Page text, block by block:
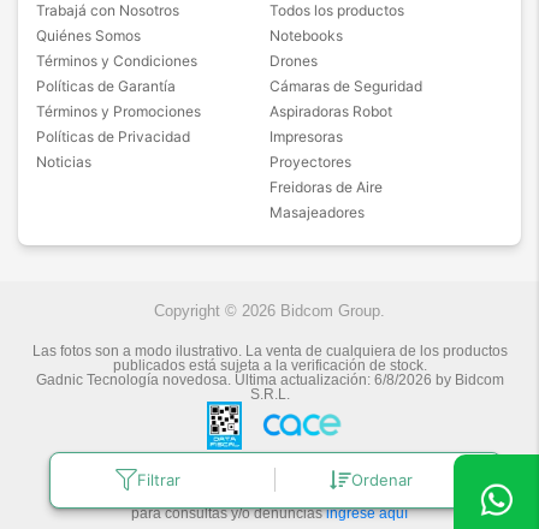
Filtrar Ordenar
Trabajá con Nosotros
Quiénes Somos
Términos y Condiciones
Políticas de Garantía
Términos y Promociones
Políticas de Privacidad
Noticias
Todos los productos
Notebooks
Drones
Cámaras de Seguridad
Aspiradoras Robot
Impresoras
Proyectores
Freidoras de Aire
Masajeadores
Copyright © 2026 Bidcom Group.
Las fotos son a modo ilustrativo. La venta de cualquiera de los productos
publicados está sujeta a la verificación de stock.
Gadnic Tecnología novedosa.Última actualización: 6/8/2026 by Bidcom
S.R.L.
Botón de arrepentimiento
para consultas y/o denunciasingrese aquí